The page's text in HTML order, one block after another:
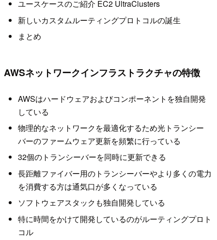
ユースケースのご紹介 EC2 UltraClusters
新しいカスタムルーティングプロトコルの誕生
まとめ
AWSネットワークインフラストラクチャの特徴
AWSはハードウェアおよびコンポーネントを独自開発
している
物理的なネットワークを最適化するため光トランシー
バーのファームウェア更新を頻繁に行っている
32個のトランシーバーを同時に更新できる
長距離ファイバー用のトランシーバーやより多くの電力
を消費する方は通気口が多くなっている
ソフトウェアスタックも独自開発している
特に時間をかけて開発しているのがルーティングプロト
コル